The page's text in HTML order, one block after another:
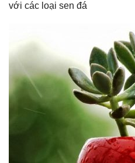
với các loại sen đá